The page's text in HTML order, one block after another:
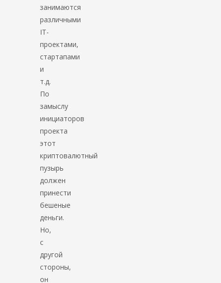
занимаются
различными
IT-
проектами,
стартапами
и
т.д.
По
замыслу
инициаторов
проекта
этот
криптовалютный
пузырь
должен
принести
бешеные
деньги.
Но,
с
другой
стороны,
он